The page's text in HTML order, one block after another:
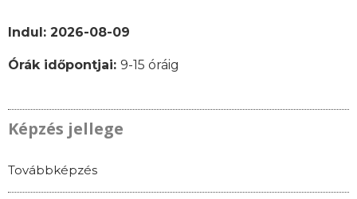
Indul: 2026-08-09
Órák időpontjai: 9-15 óráig
Képzés jellege
Továbbképzés